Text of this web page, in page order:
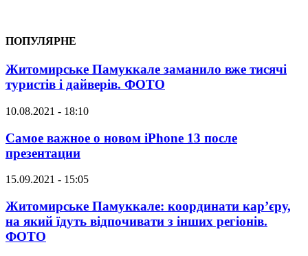
ПОПУЛЯРНЕ
Житомирське Памуккале заманило вже тисячі
туристів і дайверів. ФОТО
10.08.2021 - 18:10
Самое важное о новом iPhone 13 после
презентации
15.09.2021 - 15:05
Житомирське Памуккале: координати кар’єру,
на який їдуть відпочивати з інших регіонів.
ФОТО